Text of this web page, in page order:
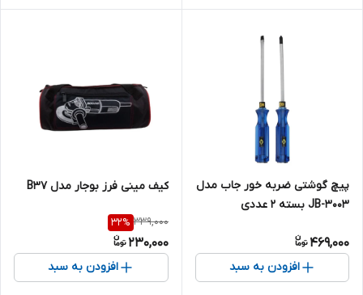
پیچ گوشتی ضربه خور جاب مدل
JB-3003 بسته 2 عددی
469,000
افزودن به سبد
کیف مینی فرز بوجار مدل B37
339,000
32%
230,000
افزودن به سبد